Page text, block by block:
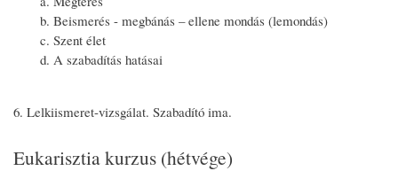
Beismerés - megbánás – ellene mondás (lemondás)
Szent élet
A szabadítás hatásai
Lelkiismeret-vizsgálat. Szabadító ima.
Eukarisztia kurzus (hétvége)